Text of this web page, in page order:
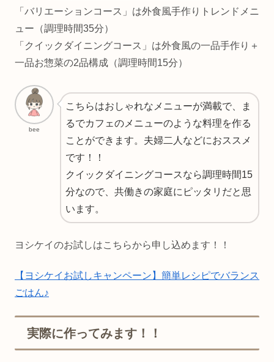
「バリエーションコース」は外食風手作りトレンドメニ
ュー（調理時間35分）
「クイックダイニングコース」は外食風の一品手作り＋
一品お惣菜の2品構成（調理時間15分）
bee
こちらはおしゃれなメニューが満載で、ま
るでカフェのメニューのような料理を作る
ことができます。夫婦二人などにおススメ
です！！
クイックダイニングコースなら調理時間15
分なので、共働きの家庭にピッタリだと思
います。
ヨシケイのお試しはこちらから申し込めます！！
【ヨシケイお試しキャンペーン】簡単レシピでバランス
ごはん♪
実際に作ってみます！！